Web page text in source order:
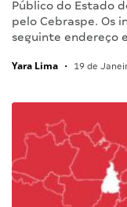
Público do Estado
pelo Cebraspe. Os
seguinte endereço
Yara Lima • 19 de